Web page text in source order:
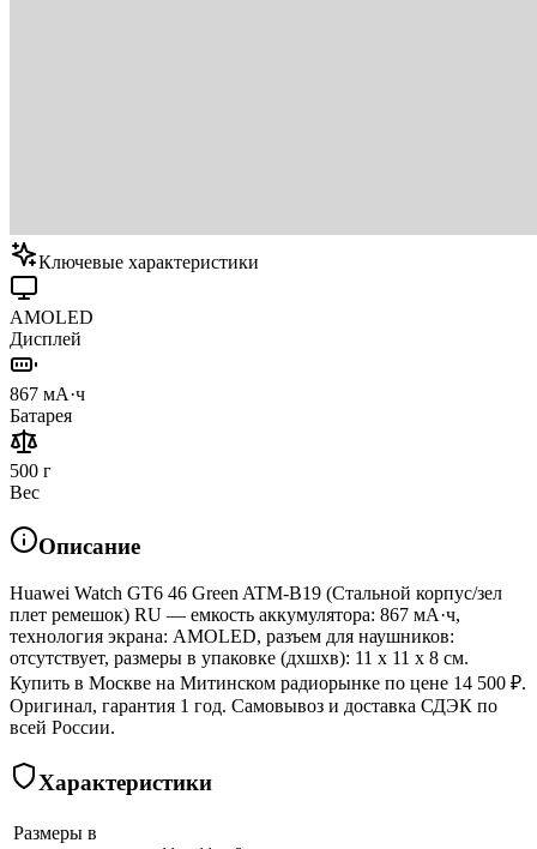
Ключевые характеристики
AMOLED
Дисплей
867 мА·ч
Батарея
500 г
Вес
Описание
Huawei Watch GT6 46 Green ATM-B19 (Стальной корпус/зел
плет ремешок) RU — емкость аккумулятора: 867 мА·ч,
технология экрана: AMOLED, разъем для наушников:
отсутствует, размеры в упаковке (дхшхв): 11 x 11 x 8 см.
Купить в Москве на Митинском радиорынке по цене 14 500 ₽.
Оригинал, гарантия 1 год. Самовывоз и доставка СДЭК по
всей России.
Характеристики
Размеры в